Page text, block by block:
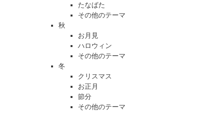
たなばた
その他のテーマ
秋
お月見
ハロウィン
その他のテーマ
冬
クリスマス
お正月
節分
その他のテーマ